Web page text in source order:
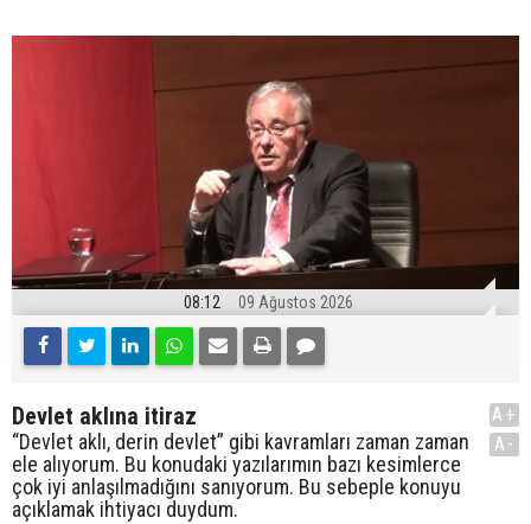
08:12 09 Ağustos 2026
Devlet aklına itiraz
“Devlet aklı, derin devlet” gibi kavramları zaman zaman
ele alıyorum. Bu konudaki yazılarımın bazı kesimlerce
çok iyi anlaşılmadığını sanıyorum. Bu sebeple konuyu
açıklamak ihtiyacı duydum.
A+
A-